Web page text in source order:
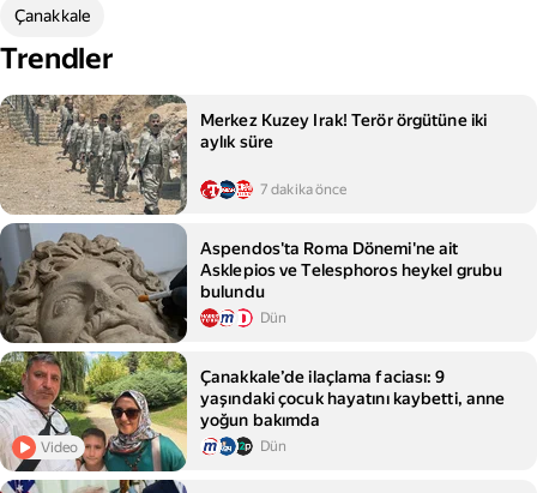
Çanakkale
Trendler
Merkez Kuzey Irak! Terör örgütüne iki
aylık süre
7 dakika önce
Aspendos'ta Roma Dönemi'ne ait
Asklepios ve Telesphoros heykel grubu
bulundu
Dün
Video
Çanakkale’de ilaçlama faciası: 9
yaşındaki çocuk hayatını kaybetti, anne
yoğun bakımda
Dün